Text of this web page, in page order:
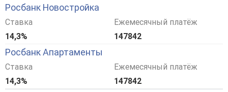
Росбанк Новостройка
Ставка
14,3%
Ежемесячный платёж
147842
Росбанк Апартаменты
Ставка
14,3%
Ежемесячный платёж
147842